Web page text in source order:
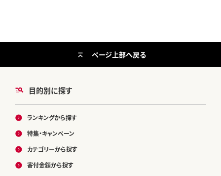
目的別に探す
ランキングから探す
特集・キャンペーン
カテゴリーから探す
寄付金額から探す
ページ上部へ戻る